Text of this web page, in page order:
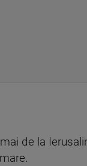
de la